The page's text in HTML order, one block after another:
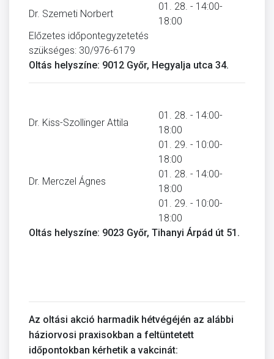
Dr. Szemeti Norbert
01. 28. - 14:00-
18:00
Előzetes időpontegyzetetés
szükséges: 30/976-6179
Oltás helyszíne: 9012 Győr, Hegyalja utca 34.
Dr. Kiss-Szollinger Attila
01. 28. - 14:00-
18:00
01. 29. - 10:00-
18:00
Dr. Merczel Ágnes
01. 28. - 14:00-
18:00
01. 29. - 10:00-
18:00
Oltás helyszíne: 9023 Győr, Tihanyi Árpád út 51.
Az oltási akció harmadik hétvégéjén az alábbi
háziorvosi praxisokban a feltüntetett
időpontokban kérhetik a vakcinát: